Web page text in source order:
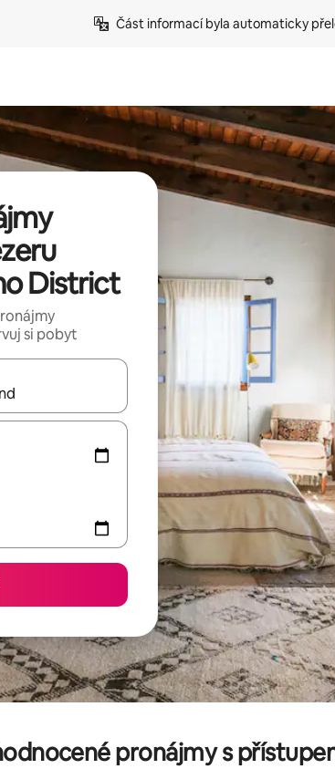
Část informací byla automaticky
District
si pobyt
si je procházet pomocí šipek nahoru a dolů,
pronájmy s